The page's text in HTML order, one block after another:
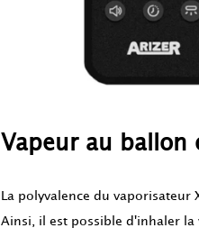
Vapeur au ballon
La polyvalence du vaporisateur
Ainsi, il est possible d'inhaler la